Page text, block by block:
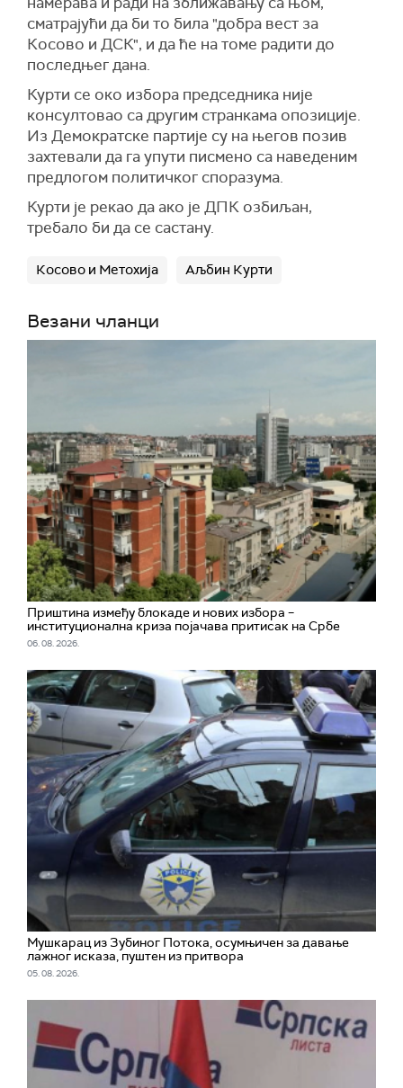
сматрајући да би то била "добра вест за
Косово и ДСК", и да ће на томе радити до
последњег дана.
Курти се око избора председника није
консултовао са другим странкама опозиције.
Из Демократске партије су на његов позив
захтевали да га упути писмено са наведеним
предлогом политичког споразума.
Курти је рекао да ако је ДПК озбиљан,
требало би да се састану.
Косово и Метохија Аљбин Курти
Везани чланци
Приштина између блокаде и нових избора –
институционална криза појачава притисак на Србе
06. 08. 2026.
Мушкарац из Зубиног Потока, осумњичен за давање
лажног исказа, пуштен из притвора
05. 08. 2026.